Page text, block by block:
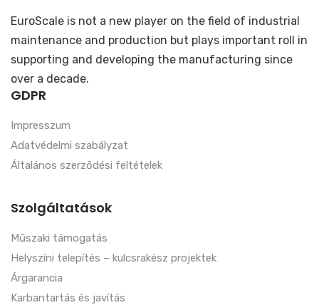
EuroScale is not a new player on the field of industrial
maintenance and production but plays important roll in
supporting and developing the manufacturing since
over a decade.
GDPR
Impresszum
Adatvédelmi szabályzat
Általános szerződési feltételek
Szolgáltatások
Műszaki támogatás
Helyszíni telepítés – kulcsrakész projektek
Árgarancia
Karbantartás és javítás